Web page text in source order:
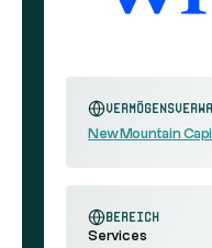
New Mountain
Bereich
Services